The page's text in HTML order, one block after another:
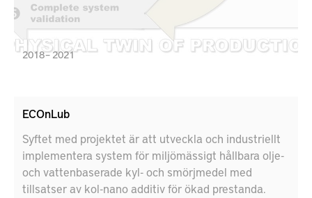
2018 – 2021
ECOnLub
Syftet med projektet är att utveckla och industriellt
implementera system för miljömässigt hållbara olje-
och vattenbaserade kyl- och smörjmedel med
tillsatser av kol-nano additiv för ökad prestanda.